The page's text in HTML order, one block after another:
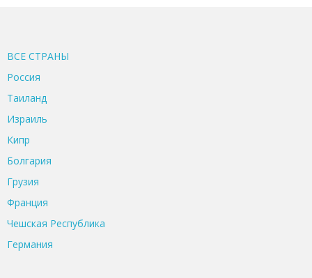
ВСЕ CТРАНЫ
Россия
Таиланд
Израиль
Кипр
Болгария
Грузия
Франция
Чешская Республика
Германия